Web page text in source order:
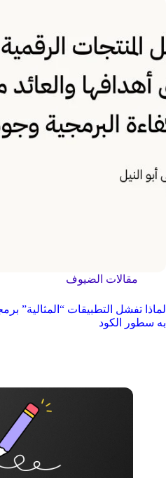
مقالات الضيوف
لماذا تفشل التطبيقات “المثالية”
به سطور الكود